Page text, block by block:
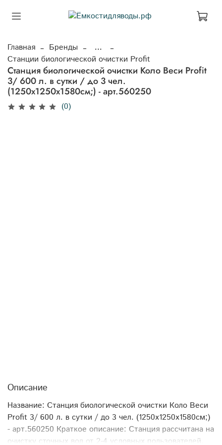
Главная Бренды
...
Станции биологической очистки Profit
Станция биологической очистки Коло Веси Profit
3/ 600 л. в сутки / до 3 чел.
(1250x1250x1580см;) - арт.560250
(0)
Описание
Название: Станция биологической очистки Коло Веси
Profit 3/ 600 л. в сутки / до 3 чел. (1250x1250x1580см;)
- арт.560250 Краткое описание: Станция рассчитана на
очистку сточных вод от 2-4 условных пользователей.